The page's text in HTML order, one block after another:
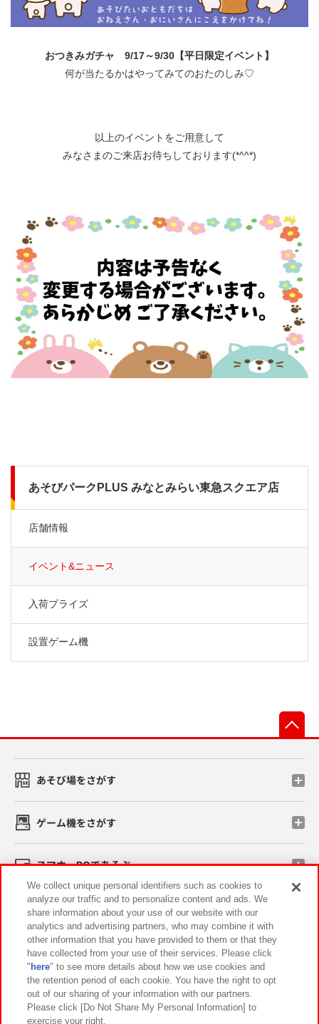
おつきみガチャ 9/17～9/30【平日限定イベント】
何が当たるかはやってみてのおたのしみ♡
以上のイベントをご用意して
みなさまのご来店お待ちしております(*^^*)
あそびパークPLUS みなとみらい東急スクエア店
店舗情報
イベント&ニュース
入荷プライズ
設置ゲーム機
あそび場をさがす
ゲーム機をさがす
スマホ・PCであそぶ
イベント・キャンペーン
関連会社 サステナビリティ サイトポリシー
プライバシーポリシー ウェブアクセシビリティ方針と検証結果
お取引先さまとともに
We collect unique personal identifiers such as cookies to
analyze our traffic and to personalize content and ads. We
share information about your use of our website with our
analytics and advertising partners, who may combine it with
other information that you have provided to them or that they
have collected from your use of their services. Please click
" here" to see more details about how we use cookies and
the retention period of each cookie. You have the right to opt
out of our sharing of your information with our partners.
Please click [Do Not Share My Personal Information] to
exercise your right.